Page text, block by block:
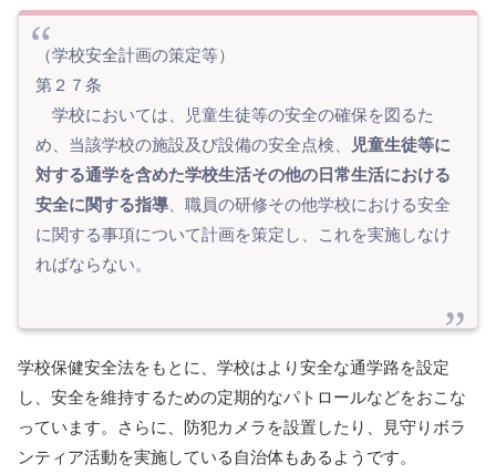
（学校安全計画の策定等）
第２７条
学校においては、児童生徒等の安全の確保を図るた
め、当該学校の施設及び設備の安全点検、
児童生徒等に
対する通学を含めた学校生活その他の日常生活における
安全に関する指導 、職員の研修その他学校における安全
に関する事項について計画を策定し、これを実施しなけ
ればならない。
学校保健安全法をもとに、学校はより安全な通学路を設定
し、安全を維持するための定期的なパトロールなどをおこな
っています。さらに、防犯カメラを設置したり、見守りボラ
ンティア活動を実施している自治体もあるようです。